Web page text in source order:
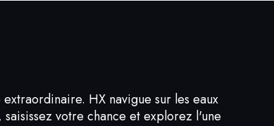
HX navigue sur les eaux
votre chance et explorez l'une